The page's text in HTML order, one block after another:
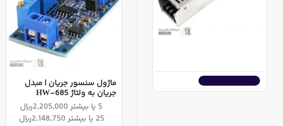
ماژول سنسور جریان | مبدل
جریان به ولتاژ HW-685
5 یا بیشتر 2,205,000ریال
25 یا بیشتر 2,148,750ریال